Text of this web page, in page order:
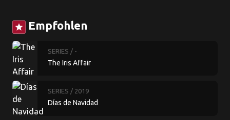
star Empfohlen
SERIES / -
The Iris Affair
SERIES / 2019
Días de Navidad